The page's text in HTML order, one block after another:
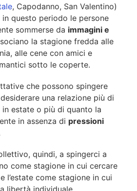
, Capodanno, San Valentino)
questo periodo le persone
sommerse da immagini e
la stagione fredda alle
alle cene con amici e
sotto le coperte.
che possono spingere
una relazione più di
estate o più di quanto la
in assenza di pressioni
quindi, a spingerci a
come stagione in cui cercare
l’estate come stagione in cui
libertà individuale.